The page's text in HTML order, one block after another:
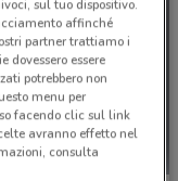
sul tuo dispositivo.
affinché
partner trattiamo i
dovessero essere
potrebbero non
menu per
facendo clic sul link
avranno effetto nel
consulta